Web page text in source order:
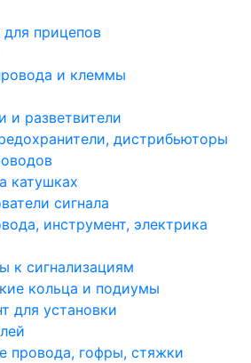
для прицепов
и клеммы
и разветвители
дистрибьюторы
катушках
сигнала
инструмент, электрика
к сигнализациям
кольца и подиумы
для установки
провода, гофры, стяжки